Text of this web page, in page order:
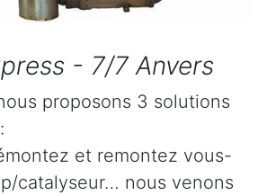
- 7/7 Anvers
proposons 3 solutions
et remontez vous-
catalyseur… nous venons